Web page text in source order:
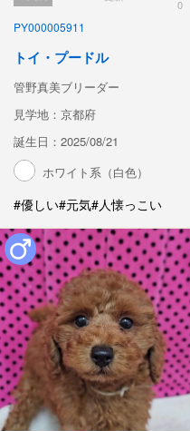
0
PY000005911
トイ・プードル
管野真美ブリーダー
見学地：京都府
誕生日：2025/08/21
ホワイト系（白色）
#優しい#元気#人懐っこい